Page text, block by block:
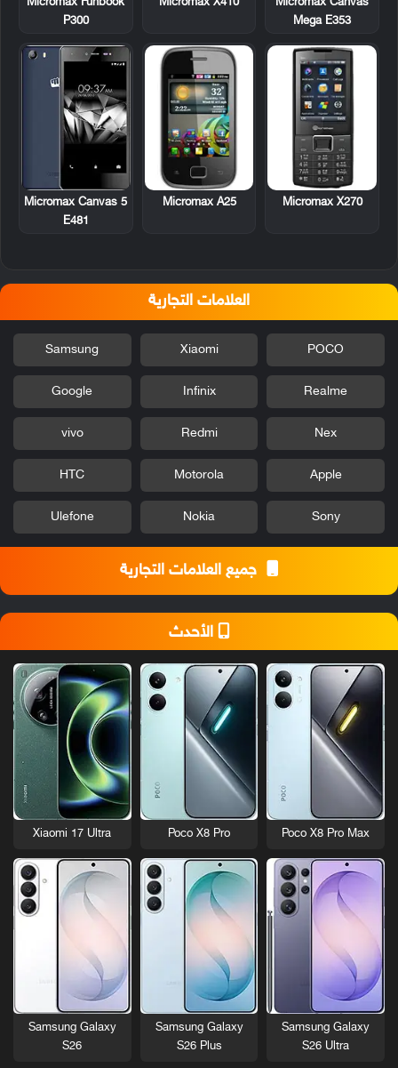
Micromax Canvas
Mega E353
P300
Micromax X270
Micromax A25
Micromax Canvas 5
E481
العلامات التجارية
POCO
Xiaomi
Samsung
Realme
Infinix
Google
Nex
Redmi
vivo
Apple
Motorola
HTC
Sony
Nokia
Ulefone
جميع العلامات التجارية
الأحدث
Poco X8 Pro Max
Poco X8 Pro
Xiaomi 17 Ultra
Samsung Galaxy
S26 Ultra
Samsung Galaxy
S26 Plus
Samsung Galaxy
S26